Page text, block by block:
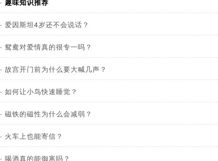
趣味知识推荐
· 爱因斯坦4岁还不会说话？
· 鸳鸯对爱情真的很专一吗？
· 故宫开门前为什么要大喊几声？
· 如何让小鸟快速睡觉？
· 磁铁的磁性为什么会减弱？
· 火车上也能寄信？
· 喝酒真的能御寒吗？